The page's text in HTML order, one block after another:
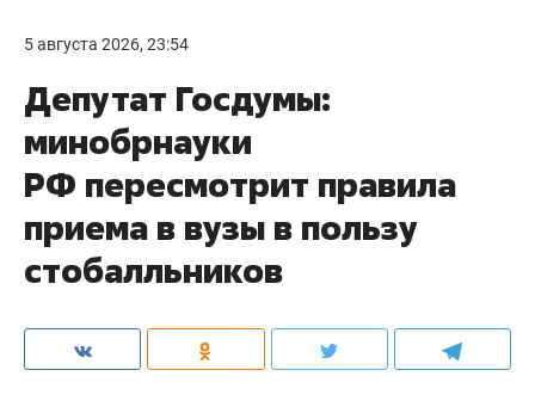
5 августа 2026, 23:54
Депутат Госдумы:
минобрнауки
РФ пересмотрит правила
приема в вузы в пользу
стобалльников